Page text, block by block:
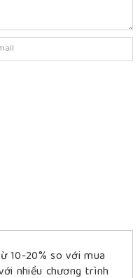
10-20% so với mua
nhiều chương trình